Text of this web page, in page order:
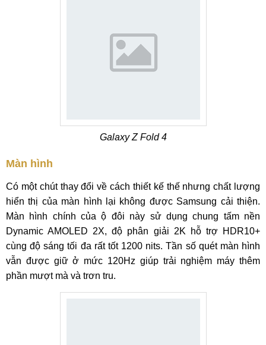
Galaxy Z Fold 4
Màn hình
Có một chút thay đổi về cách thiết kế thế nhưng chất lượng
hiển thị của màn hình lại không được Samsung cải thiện.
Màn hình chính của ộ đôi này sử dụng chung tấm nền
Dynamic AMOLED 2X, độ phân giải 2K hỗ trợ HDR10+
cùng độ sáng tối đa rất tốt 1200 nits. Tần số quét màn hình
vẫn được giữ ở mức 120Hz giúp trải nghiệm máy thêm
phần mượt mà và trơn tru.